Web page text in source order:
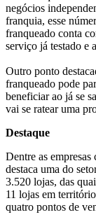
negócios
franquia, esse
franqueado conta
serviço já testado e
Outro ponto
franqueado pode
beneficiar ao já se
vai se ratear uma
Destaque
Dentre as
destaca uma do
3.520 lojas, das
11 lojas em
quatro pontos de